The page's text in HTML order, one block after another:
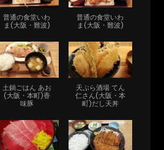
普通の食堂いわ
ま(大阪・難波)
普通の食堂いわ
ま(大阪・難波)
土鍋ごはん あお
(大阪・本町)香
味豚
天ぷら酒場 てん
仁さん(大阪・本
町)だし天丼